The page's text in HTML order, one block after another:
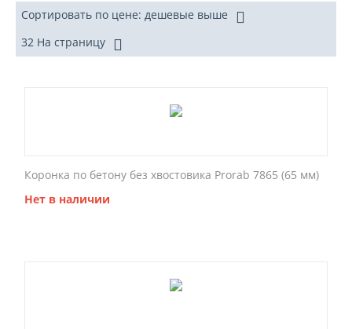
Сортировать по цене: дешевые выше
32 На страницу
Коронка по бетону без хвостовика Prorab 7865 (65 мм)
Нет в наличии